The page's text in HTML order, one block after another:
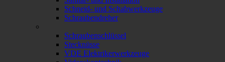
Schneid- und Schabwerkzeuge
Schraubendreher
Schraubenschlüssel
Stecknüsse
VDE Elektrikerwerkzeuge